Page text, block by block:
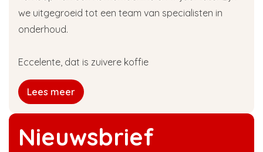
Nieuwsbrief
we uitgegroeid tot een team van specialisten in
onderhoud.
Eccelente, dat is zuivere koffie
Lees meer